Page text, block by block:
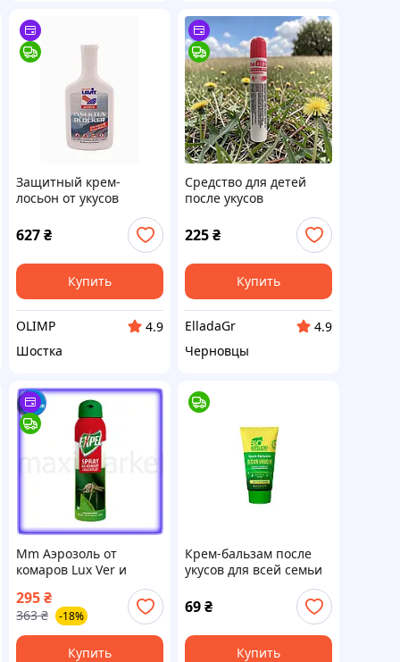
Защитный крем-
лосьон от укусов
насекомых Sport Lavit
Insekten blocker 200 мл
627₴
Купить
OLIMP
4.9
Шостка
Средство для детей
после укусов
эвкалиптом
225₴
Купить
ElladaGr
4.9
Черновцы
Mm Аэрозоль от
комаров Lux Ver и
репеллент для тела и
лица защита от укусов
мошек и Maxi7\Q
295₴
363 ₴ -18%
Купить
Крем-бальзам после
укусов для всей семьи
BIOREPELLENT, 50 мл
69₴
Купить